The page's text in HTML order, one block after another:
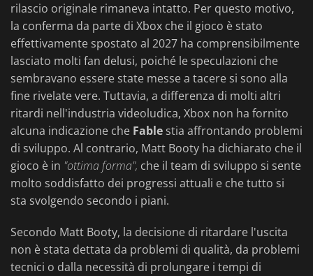
rilascio originale rimaneva intatto. Per questo motivo,
la conferma da parte di Xbox che il gioco è stato
effettivamente spostato al 2027 ha comprensibilmente
lasciato molti fan delusi, poiché le speculazioni che
sembravano essere state messe a tacere si sono alla
fine rivelate vere. Tuttavia, a differenza di molti altri
ritardi nell'industria videoludica, Xbox non ha fornito
alcuna indicazione che Fable stia affrontando problemi
di sviluppo. Al contrario, Matt Booty ha dichiarato che il
gioco è in "ottima forma", che il team di sviluppo si sente
molto soddisfatto dei progressi attuali e che tutto si
sta svolgendo secondo i piani.
Secondo Matt Booty, la decisione di ritardare l'uscita
non è stata dettata da problemi di qualità, da problemi
tecnici o dalla necessità di prolungare i tempi di